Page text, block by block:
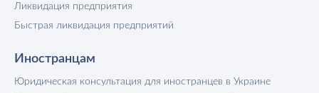
Ликвидация предприятия
Быстрая ликвидация предприятий
Иностранцам
Юридическая консультация для иностранцев в Украине